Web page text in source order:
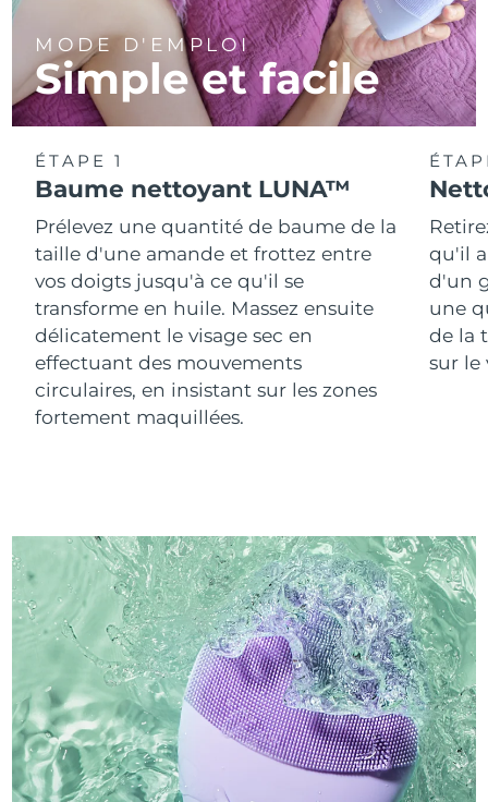
MODE D'EMPLOI
Simple et facile
ÉTAPE 1
Baume nettoyant LUNA™
Prélevez une quantité de baume de la
taille d'une amande et frottez entre
vos doigts jusqu'à ce qu'il se
transforme en huile. Massez ensuite
délicatement le visage sec en
effectuant des mouvements
circulaires, en insistant sur les zones
fortement maquillées.
qu'il
d'un
une
de la
sur le